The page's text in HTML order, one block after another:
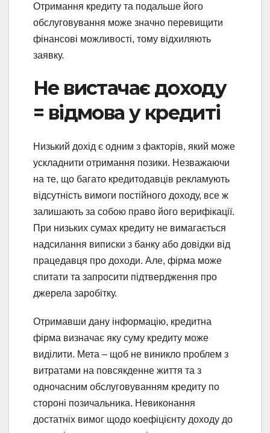
Отримання кредиту та подальше його
обслуговування може значно перевищити
фінансові можливості, тому відхиляють
заявку.
Не вистачає доходу
= відмова у кредиті
Низький дохід є одним з факторів, який може
ускладнити отримання позики. Незважаючи
на те, що багато кредитодавців рекламують
відсутність вимоги постійного доходу, все ж
залишають за собою право його верифікації.
При низьких сумах кредиту не вимагається
надсилання виписки з банку або довідки від
працедавця про доходи. Але, фірма може
спитати та запросити підтвердження про
джерела заробітку.
Отримавши дану інформацію, кредитна
фірма визначає яку суму кредиту може
виділити. Мета – щоб не виникло проблем з
витратами на повсякденне життя та з
одночасним обслуговуванням кредиту по
стороні позичальника. Невиконання
достатніх вимог щодо коефіцієнту доходу до